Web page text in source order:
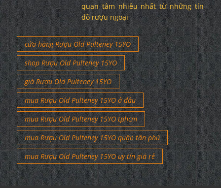
quan tâm nhiều nhất từ những tín
đồ rượu ngoại
cửa hàng Rượu Old Pulteney 15YO
shop Rượu Old Pulteney 15YO
giá Rượu Old Pulteney 15YO
mua Rượu Old Pulteney 15YO ở đâu
mua Rượu Old Pulteney 15YO tphcm
mua Rượu Old Pulteney 15YO quận tân phú
mua Rượu Old Pulteney 15YO uy tín giá rẻ